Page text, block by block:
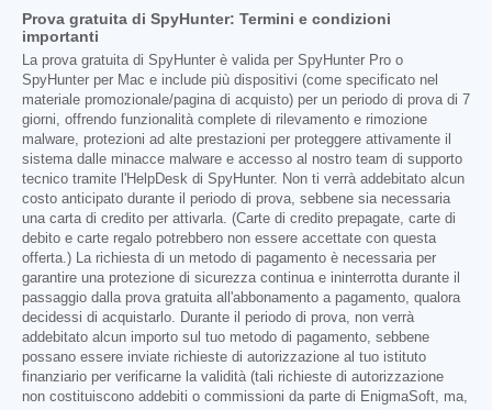
Prova gratuita di SpyHunter: Termini e condizioni
importanti
La prova gratuita di SpyHunter è valida per SpyHunter Pro o
SpyHunter per Mac e include più dispositivi (come specificato nel
materiale promozionale/pagina di acquisto) per un periodo di prova di 7
giorni, offrendo funzionalità complete di rilevamento e rimozione
malware, protezioni ad alte prestazioni per proteggere attivamente il
sistema dalle minacce malware e accesso al nostro team di supporto
tecnico tramite l'HelpDesk di SpyHunter. Non ti verrà addebitato alcun
costo anticipato durante il periodo di prova, sebbene sia necessaria
una carta di credito per attivarla. (Carte di credito prepagate, carte di
debito e carte regalo potrebbero non essere accettate con questa
offerta.) La richiesta di un metodo di pagamento è necessaria per
garantire una protezione di sicurezza continua e ininterrotta durante il
passaggio dalla prova gratuita all'abbonamento a pagamento, qualora
decidessi di acquistarlo. Durante il periodo di prova, non verrà
addebitato alcun importo sul tuo metodo di pagamento, sebbene
possano essere inviate richieste di autorizzazione al tuo istituto
finanziario per verificarne la validità (tali richieste di autorizzazione
non costituiscono addebiti o commissioni da parte di EnigmaSoft, ma,